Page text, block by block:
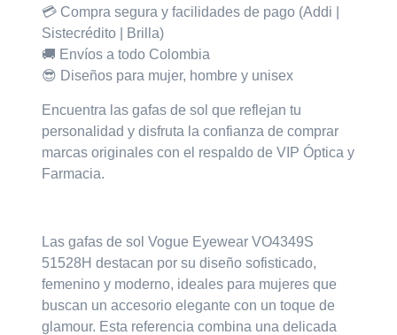
💳 Compra segura y facilidades de pago (Addi |
Sistecrédito | Brilla)
🚚 Envíos a todo Colombia
😎 Diseños para mujer, hombre y unisex
Encuentra las gafas de sol que reflejan tu
personalidad y disfruta la confianza de comprar
marcas originales con el respaldo deVIP Óptica y
Farmacia.
Las gafas de solVogue Eyewear VO4349S
51528H destacan por su diseñosofisticado,
femenino y moderno, ideales para mujeres que
buscan un accesorio elegante con un toque de
glamour. Esta referencia combina una delicada